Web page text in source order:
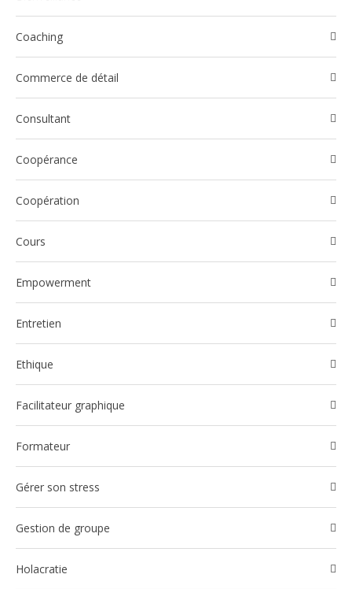
Coaching
Commerce de détail
Consultant
Coopérance
Coopération
Cours
Empowerment
Entretien
Ethique
Facilitateur graphique
Formateur
Gérer son stress
Gestion de groupe
Holacratie